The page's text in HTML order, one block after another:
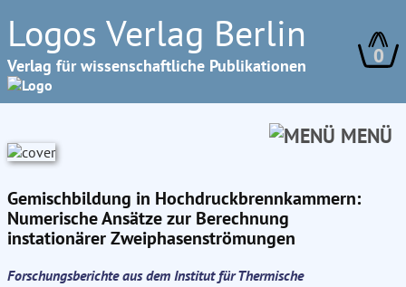
Logos Verlag Berlin
Verlag für wissenschaftliche Publikationen 0
MENÜ
Gemischbildung in Hochdruckbrennkammern:
Numerische Ansätze zur Berechnung
instationärer Zweiphasenströmungen
Forschungsberichte aus dem Institut für Thermische